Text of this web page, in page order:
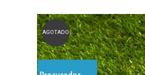
AGOTADO